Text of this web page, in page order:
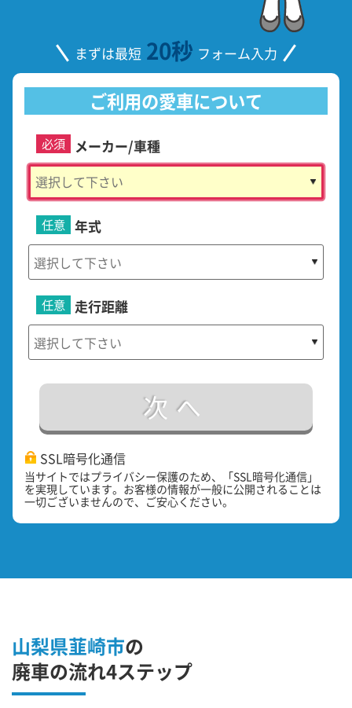
まずは最短 20秒 フォーム入力
ご利用の愛車について
メーカー/車種
必須
年式
任意
走行距離
任意
次へ
SSL暗号化通信
当サイトではプライバシー保護のため、「SSL暗号化通信」
を実現しています。お客様の情報が一般に公開されることは
一切ございませんので、ご安心ください。
山梨県韮崎市の
廃車の流れ4ステップ